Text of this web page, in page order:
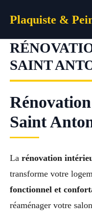
Plaquiste &
SAINT
Saint
La rénovation
transforme votre
fonctionnel et
réaménager votre